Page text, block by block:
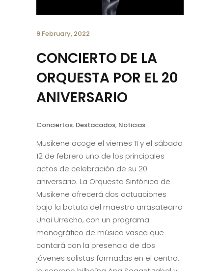
9 February, 2022
CONCIERTO DE LA
ORQUESTA POR EL 20
ANIVERSARIO
Conciertos, Destacados, Noticias
Musikene acoge el viernes 11 y el sábado
12 de febrero uno de los principales
actos de celebración de su 20
aniversario. La Orquesta Sinfónica de
Musikene ofrecerá dos actuaciones
bajo la batuta del maestro arrasatearra
Unai Urrecho, con un programa
monográfico de música vasca que
contará con la presencia de dos
jóvenes solistas formadas en el centro: